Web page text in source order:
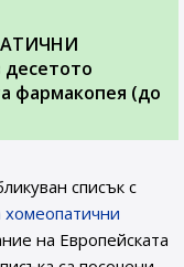
фармакопея (до
списък с
на Европейската